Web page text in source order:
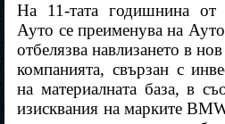
На 11-тата годишнина от
Ауто се преименува на
отбелязва навлизането в
компанията, свързан с
на материалната база, в
изисквания на марките